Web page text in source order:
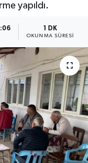
yapıldı.
1 DK
OKUNMA SÜRESI